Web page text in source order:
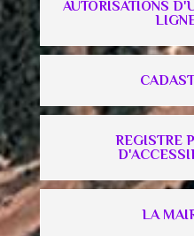
AUTORISATIONS
REGISTRE
LA